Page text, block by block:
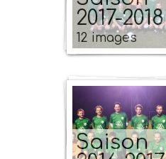
2017-2018
12 images
Saison